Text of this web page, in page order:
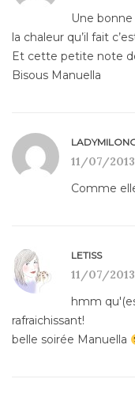
Une
la chaleur qu’il fait
Et cette petite note
Bisous Manuella
11/07/
Comme
LETISS
11/07/
hmm
rafraichissant!
belle soirée Manuella